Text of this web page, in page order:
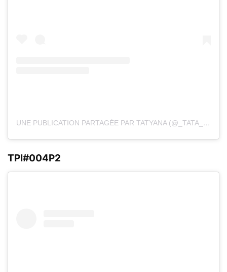
UNE PUBLICATION PARTAGÉE PAR TATYANA (@_TATA_.N)
TPI#004P2